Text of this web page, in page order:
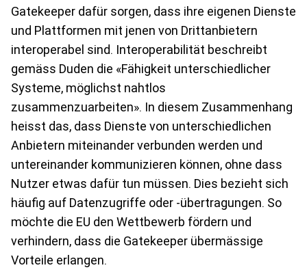
Gatekeeper dafür sorgen, dass ihre eigenen Dienste
und Plattformen mit jenen von Drittanbietern
interoperabel sind. Interoperabilität beschreibt
gemäss Duden die «Fähigkeit unterschiedlicher
Systeme, möglichst nahtlos
zusammenzuarbeiten». In diesem Zusammenhang
heisst das, dass Dienste von unterschiedlichen
Anbietern miteinander verbunden werden und
untereinander kommunizieren können, ohne dass
Nutzer etwas dafür tun müssen. Dies bezieht sich
häufig auf Datenzugriffe oder -übertragungen. So
möchte die EU den Wettbewerb fördern und
verhindern, dass die Gatekeeper übermässige
Vorteile erlangen.